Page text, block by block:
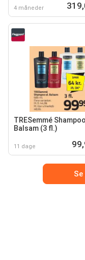
4 måneder
TRESemmé
Balsam (3 fl.)
11 dage